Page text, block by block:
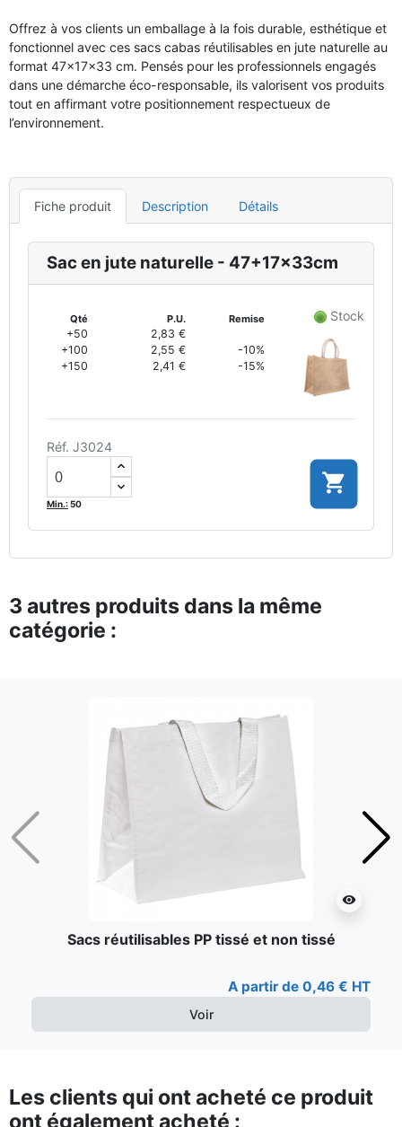
Offrez à vos clients un emballage à la fois durable, esthétique et
fonctionnel avec ces sacs cabas réutilisables en jute naturelle au
format 47×17×33 cm. Pensés pour les professionnels engagés
dans une démarche éco-responsable, ils valorisent vos produits
tout en affirmant votre positionnement respectueux de
l’environnement.
Fiche produit Description Détails
Sac en jute naturelle - 47+17x33cm
Qté P.U. Remise
+50
2,83 €
+100
2,55 €
-10%
+150
2,41 € -15%
Stock
Réf. J3024
Min.:50

3 autres produits dans la même
catégorie :
Précédent
visibility
Sacs réutilisables PP tissé et non tissé
A partir de 0,46 € HT
Voir
Les clients qui ont acheté ce produit
ont également acheté :